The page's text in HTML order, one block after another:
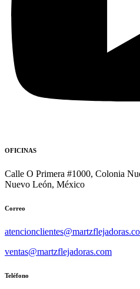
OFICINAS
Calle O Primera #1000, Colonia
Nuevo León, México
Correo
ventas@martzflejadoras.com
Teléfono